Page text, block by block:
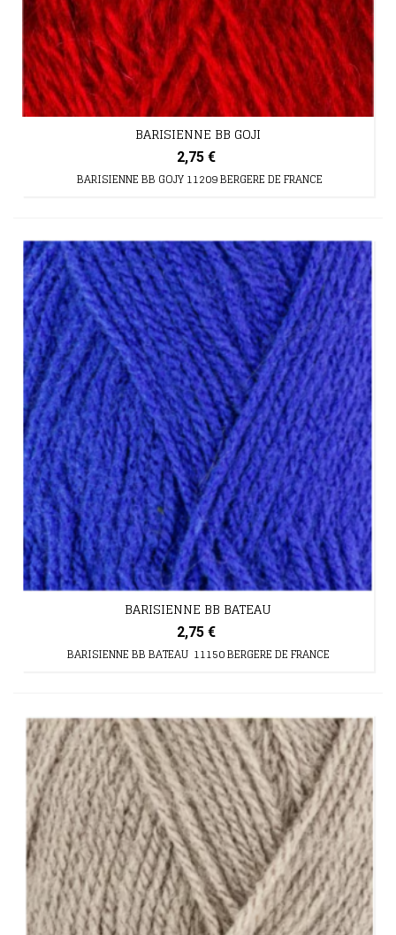
BARISIENNE BB GOJI
2,75 €
BARISIENNE BB GOJY 11209 BERGERE DE FRANCE
BARISIENNE BB BATEAU
2,75 €
BARISIENNE BB BATEAU 11150 BERGERE DE FRANCE